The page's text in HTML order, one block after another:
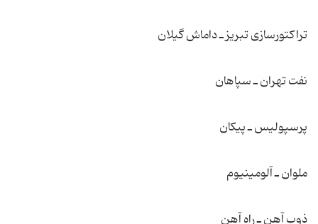
تراكتورسازی تبریز ـ داماش گیلان
نفت تهران ـ سپاهان
پرسپولیس ـ پیكان
ملوان ـ آلومینیوم
ذوب آهن ـ راه آهن